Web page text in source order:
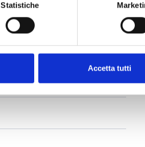
Statistiche
Accetta tutti